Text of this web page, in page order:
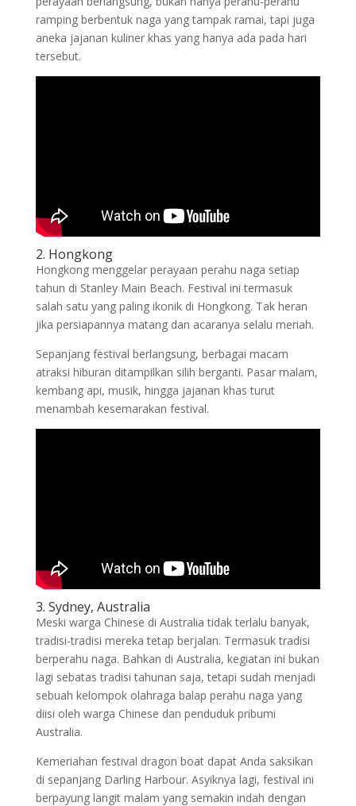
ramping berbentuk naga yang tampak ramai, tapi juga
aneka jajanan kuliner khas yang hanya ada pada hari
tersebut.
2. Hongkong
Hongkong menggelar perayaan perahu naga setiap
tahun di Stanley Main Beach. Festival ini termasuk
salah satu yang paling ikonik di Hongkong. Tak heran
jika persiapannya matang dan acaranya selalu meriah.
Sepanjang festival berlangsung, berbagai macam
atraksi hiburan ditampilkan silih berganti. Pasar malam,
kembang api, musik, hingga jajanan khas turut
menambah kesemarakan festival.
3. Sydney, Australia
Meski warga Chinese di Australia tidak terlalu banyak,
tradisi-tradisi mereka tetap berjalan. Termasuk tradisi
berperahu naga. Bahkan di Australia, kegiatan ini bukan
lagi sebatas tradisi tahunan saja, tetapi sudah menjadi
sebuah kelompok olahraga balap perahu naga yang
diisi oleh warga Chinese dan penduduk pribumi
Australia.
Kemeriahan festival dragon boat dapat Anda saksikan
di sepanjang Darling Harbour. Asyiknya lagi, festival ini
berpayung langit malam yang semakin indah dengan